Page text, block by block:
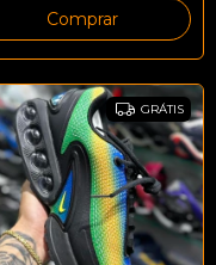
Comprar
GRÁTIS